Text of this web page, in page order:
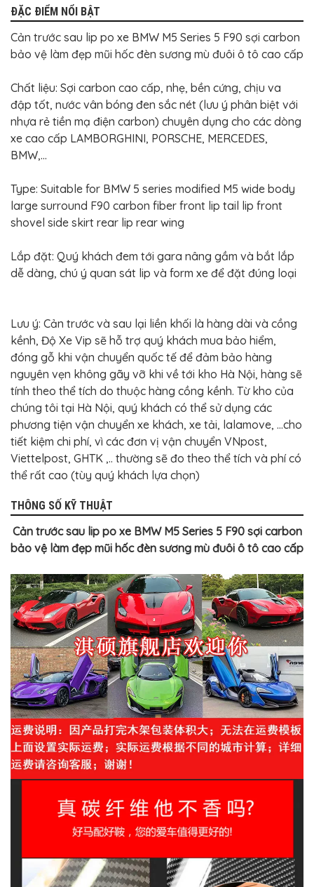
BỌC
GHẾ
DA
TÔ
PHỤ
KIỆN
XE
CAO
CẤP
ĐỒ
CHƠI
ĐỒ
CÔNG
NGHỆ
ĐẶC ĐIỂM NỔI BẬT
Cản trước sau lip po xe BMW M5 Series 5 F90 sợi carbon
bảo vệ làm đẹp mũi hốc đèn sương mù đuôi ô tô cao cấp
Chất liệu: Sợi carbon cao cấp, nhẹ, bền cứng, chịu va
đập tốt, nước vân bóng đen sắc nét (lưu ý phân biệt với
nhựa rẻ tiền mạ điện carbon) chuyên dụng cho các dòng
xe cao cấp LAMBORGHINI, PORSCHE, MERCEDES,
BMW,...
Type: Suitable for BMW 5 series modified M5 wide body
large surround F90 carbon fiber front lip tail lip front
shovel side skirt rear lip rear wing
Lắp đặt: Quý khách đem tới gara nâng gầm và bắt lắp
dễ dàng, chú ý quan sát lip và form xe để đặt đúng loại
Lưu ý: Cản trước và sau lại liền khối là hàng dài và cồng
kềnh, Độ Xe Vip sẽ hỗ trợ quý khách mua bảo hiểm,
đóng gỗ khi vận chuyển quốc tế để đảm bảo hàng
nguyên vẹn không gãy vỡ khi về tới kho Hà Nội, hàng sẽ
tính theo thể tích do thuộc hàng cồng kềnh. Từ kho của
chúng tôi tại Hà Nội, quý khách có thể sử dụng các
phương tiện vận chuyển xe khách, xe tải, lalamove, ...cho
tiết kiệm chi phí, vì các đơn vị vận chuyển VNpost,
Viettelpost, GHTK ,.. thường sẽ đo theo thể tích và phí có
thể rất cao (tùy quý khách lựa chọn)
THÔNG SỐ KỸ THUẬT
Cản trước sau lip po xe BMW M5 Series 5 F90 sợi carbon
bảo vệ làm đẹp mũi hốc đèn sương mù đuôi ô tô cao cấp